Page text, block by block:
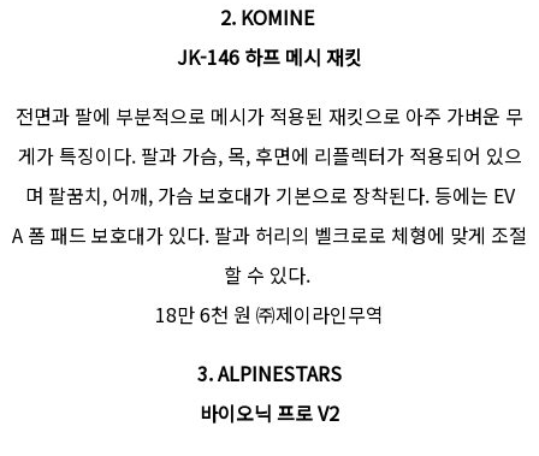
2. KOMINE
JK-146 하프 메시 재킷
전면과 팔에 부분적으로 메시가 적용된 재킷으로 아주 가벼운 무
게가 특징이다. 팔과 가슴, 목, 후면에 리플렉터가 적용되어 있으
며 팔꿈치, 어깨, 가슴 보호대가 기본으로 장착된다. 등에는 EV
A 폼 패드 보호대가 있다. 팔과 허리의 벨크로로 체형에 맞게 조절
할 수 있다.
18만 6천 원 ㈜제이라인무역
3. ALPINESTARS
바이오닉 프로 V2